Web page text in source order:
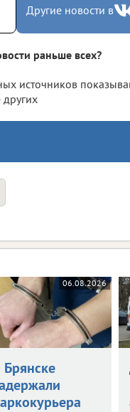
Другие новости в
раньше всех?
источников
06.08.2026
Брянске